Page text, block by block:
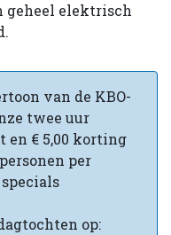
geheel elektrisch
van de KBO-
twee uur
en € 5,00 korting
per
op: